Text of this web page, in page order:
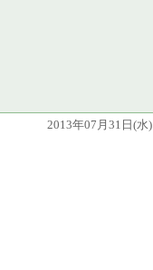
2013年07月31日(水)